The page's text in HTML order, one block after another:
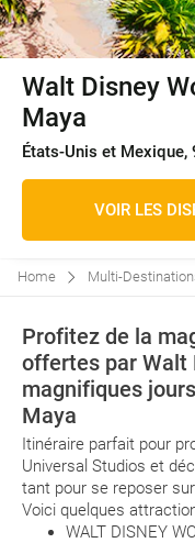
Walt Disney
Maya
États-Unis et Mexique,
VOIR LES
Home Multi-
Profitez de la
offertes par Walt
magnifiques
Maya
Itinéraire parfait pour
Universal Studios et
tant pour se reposer
Voici quelques
WALT DISNEY